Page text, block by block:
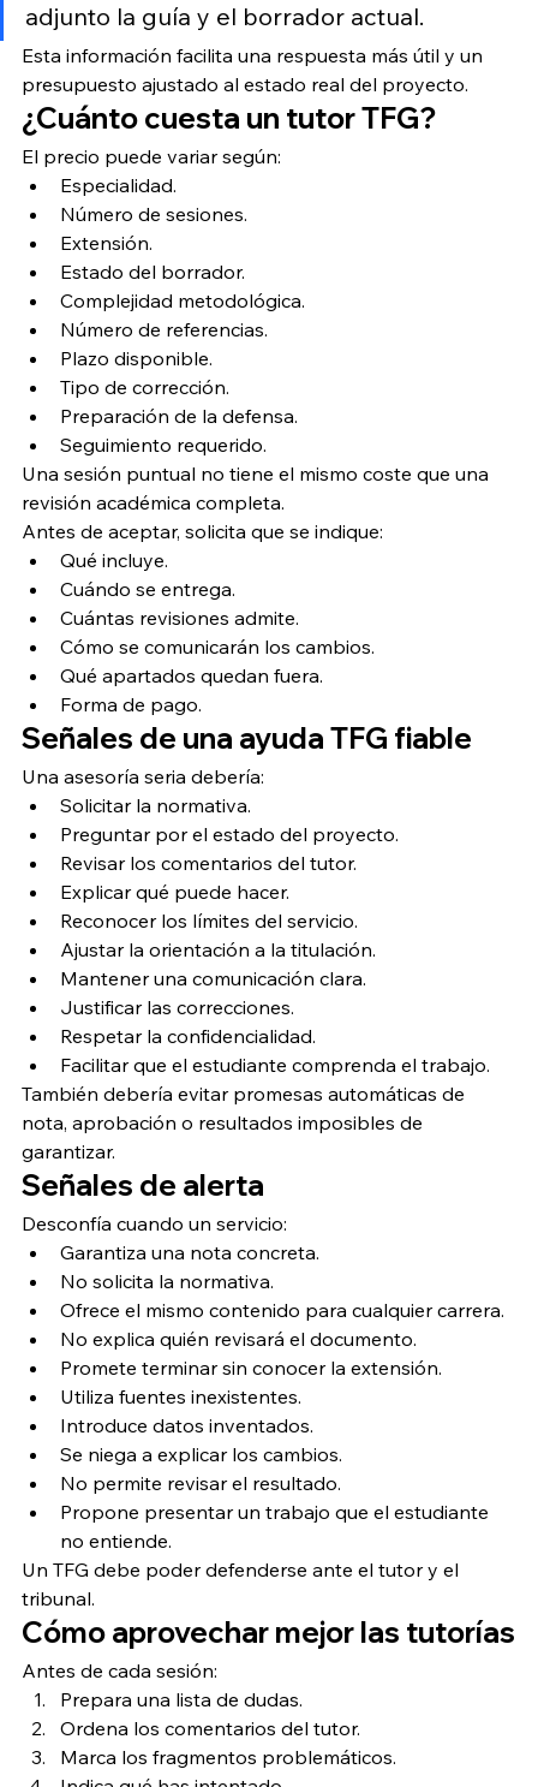
adjunto la guía y el borrador actual.
Esta información facilita una respuesta más útil y un
presupuesto ajustado al estado real del proyecto.
¿Cuánto cuesta un tutor TFG?
El precio puede variar según:
Especialidad.
Número de sesiones.
Extensión.
Estado del borrador.
Complejidad metodológica.
Número de referencias.
Plazo disponible.
Tipo de corrección.
Preparación de la defensa.
Seguimiento requerido.
Una sesión puntual no tiene el mismo coste que una
revisión académica completa.
Antes de aceptar, solicita que se indique:
Qué incluye.
Cuándo se entrega.
Cuántas revisiones admite.
Cómo se comunicarán los cambios.
Qué apartados quedan fuera.
Forma de pago.
Señales de una ayuda TFG fiable
Una asesoría seria debería:
Solicitar la normativa.
Preguntar por el estado del proyecto.
Revisar los comentarios del tutor.
Explicar qué puede hacer.
Reconocer los límites del servicio.
Ajustar la orientación a la titulación.
Mantener una comunicación clara.
Justificar las correcciones.
Respetar la confidencialidad.
Facilitar que el estudiante comprenda el trabajo.
También debería evitar promesas automáticas de
nota, aprobación o resultados imposibles de
garantizar.
Señales de alerta
Desconfía cuando un servicio:
Garantiza una nota concreta.
No solicita la normativa.
Ofrece el mismo contenido para cualquier carrera.
No explica quién revisará el documento.
Promete terminar sin conocer la extensión.
Utiliza fuentes inexistentes.
Introduce datos inventados.
Se niega a explicar los cambios.
No permite revisar el resultado.
Propone presentar un trabajo que el estudiante
no entiende.
Un TFG debe poder defenderse ante el tutor y el
tribunal.
Cómo aprovechar mejor las tutorías
Antes de cada sesión:
Prepara una lista de dudas.
Ordena los comentarios del tutor.
Marca los fragmentos problemáticos.